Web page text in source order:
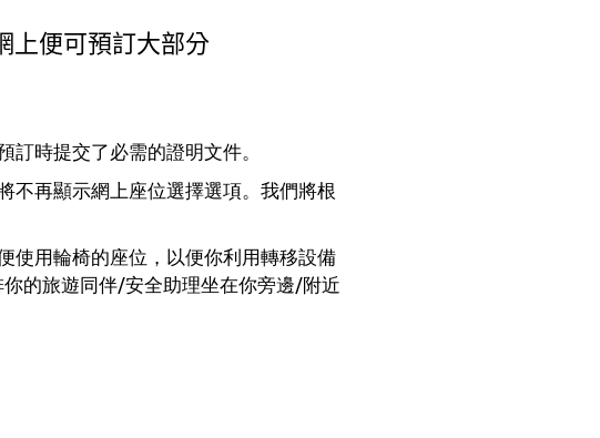
上便可預訂大部分
訂時提交了必需的證明文件。
不再顯示網上座位選擇選項。我們將根
使用輪椅的座位，以便你利用轉移設備
的旅遊同伴/安全助理坐在你旁邊/附近